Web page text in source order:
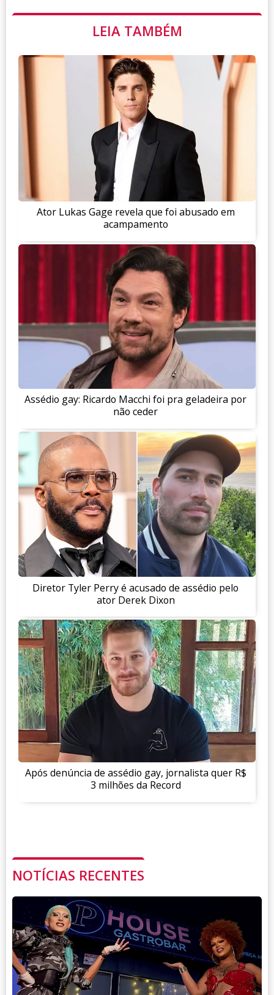
LEIA TAMBÉM
Ator Lukas Gage revela que foi abusado em
acampamento
Assédio gay: Ricardo Macchi foi pra geladeira por
não ceder
Diretor Tyler Perry é acusado de assédio pelo
ator Derek Dixon
Após denúncia de assédio gay, jornalista quer R$
3 milhões da Record
NOTÍCIAS RECENTES